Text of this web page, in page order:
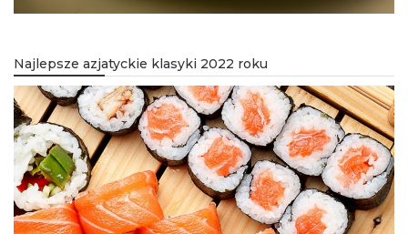
Najlepsze azjatyckie klasyki 2022 roku